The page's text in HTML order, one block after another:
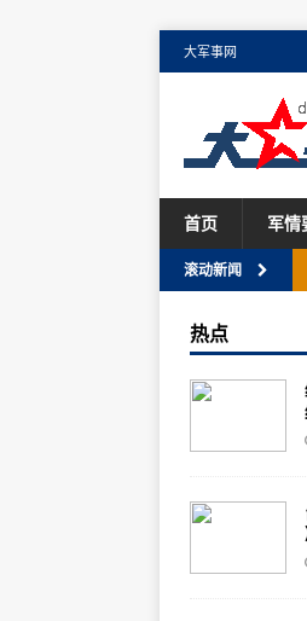
大军事网
首页 军情
滚动新闻
热点